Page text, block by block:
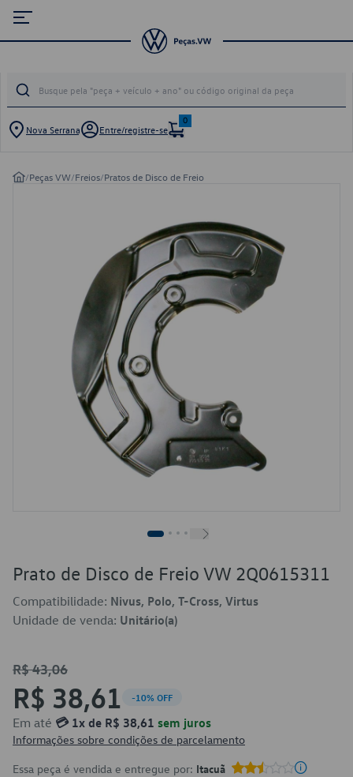
Nova Serrana Entre/registre-se
0
/Peças VW/Freios/Pratos de Disco de Freio
Prato de Disco de Freio VW 2Q0615311
Compatibilidade: Nivus, Polo, T-Cross, Virtus
Unidade de venda: Unitário(a)
R$ 43,06
R$ 38,61 -10% OFF
Em até 💳 1x de R$ 38,61 sem juros
Informações sobre condições de parcelamento
Essa peça é vendida e entregue por: Itacuã